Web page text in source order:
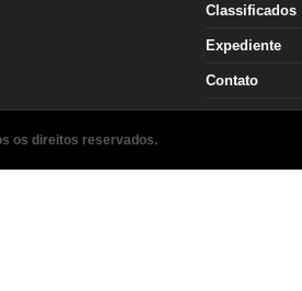
Classificados
Expediente
Contato
os direitos reservados.